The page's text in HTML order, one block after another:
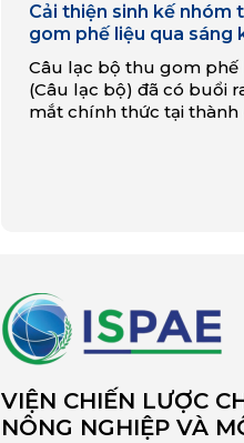
Cải thiện sinh kế nhóm
gom phế liệu qua sáng
câu lạc bộ ở Bình Định
Câu lạc bộ thu gom phế
(Câu lạc bộ) đã có buổi
mắt chính thức tại thành
VIỆN CHIẾN LƯỢC
NÔNG NGHIỆP VÀ